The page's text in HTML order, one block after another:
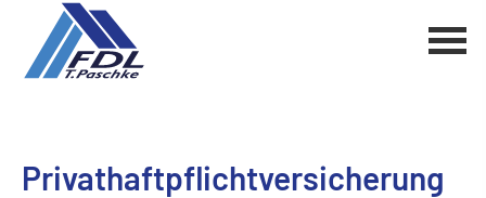
Privathaftpflichtversicherung